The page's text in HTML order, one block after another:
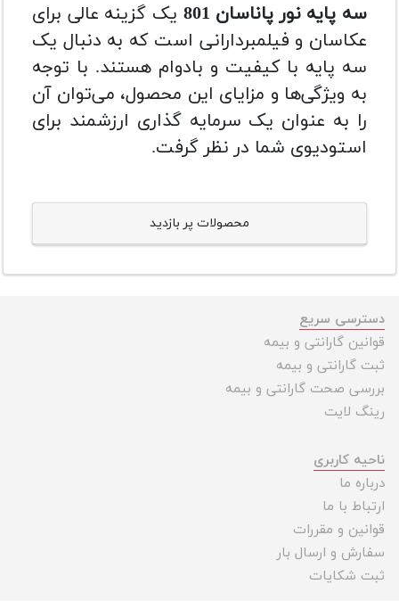
سه پایه نور پاناسان 801
یک گزینه عالی برای
عکاسان و فیلمبردارانی است که به دنبال یک
سه پایه با کیفیت و بادوام هستند. با توجه
به ویژگی‌ها و مزایای این محصول، می‌توان آن
را به عنوان یک سرمایه گذاری ارزشمند برای
استودیوی شما در نظر گرفت.
محصولات پر بازدید
دسترسی سریع
قوانین گارانتی و بیمه
ثبت گارانتی و بیمه
بررسی صحت گارانتی و بیمه
رینگ لایت
ناحیه کاربری
درباره ما
ارتباط با ما
قوانین و مقررات
سفارش و ارسال بار
ثبت شکایات